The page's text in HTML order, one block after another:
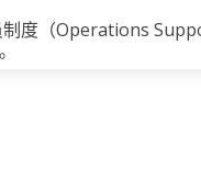
度（Operations